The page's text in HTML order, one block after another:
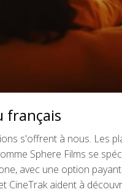
français
s'offrent à nous. Les
Sphere Films se
avec une option
CineTrak aident à